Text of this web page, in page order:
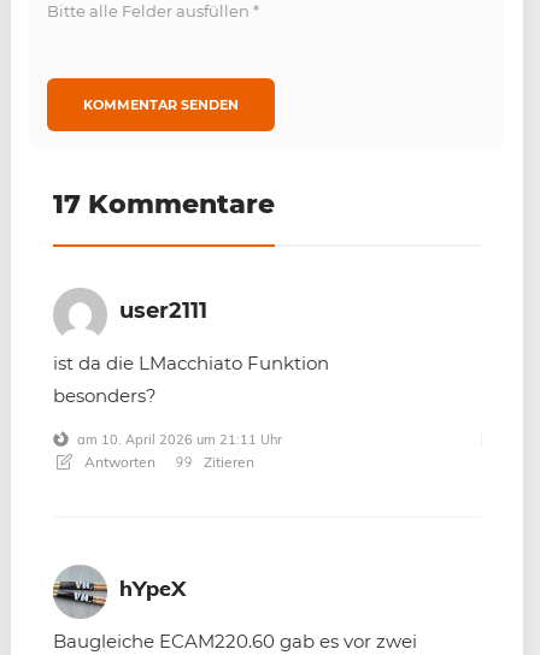
Bitte alle Felder ausfüllen *
17 Kommentare
user2111
ist da die LMacchiato Funktion
besonders?
am 10. April 2026 um 21:11 Uhr
Antworten Zitieren
hYpeX
Baugleiche ECAM220.60 gab es vor zwei